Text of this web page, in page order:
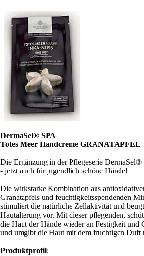
DermaSel® SPA
Totes Meer Handcreme GRANATAPFEL
Die Ergänzung in der Pflegeserie DermaSel®
- jetzt auch für jugendlich schöne Hände!
Die wirkstarke Kombination aus
Granatapfels und feuchtigkeitsspendenden
stimuliert die natürliche Zellaktivität und
Hautalterung vor. Mit dieser pflegenden,
die Haut der Hände wieder an Festigkeit und
und umgibt die Haut mit dem fruchtigen Duft
Produktprofil: